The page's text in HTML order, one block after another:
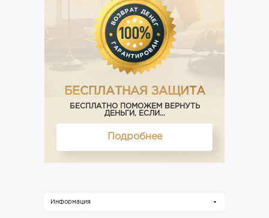
БЕСПЛАТНАЯ ЗАЩИТА
БЕСПЛАТНО ПОМОЖЕМ ВЕРНУТЬ
ДЕНЬГИ, ЕСЛИ...
Подробнее
Информация